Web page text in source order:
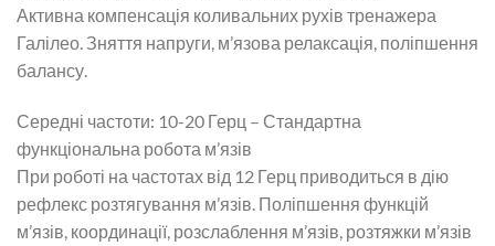
Активна компенсація коливальних рухів тренажера
Галілео. Зняття напруги, м’язова релаксація, поліпшення
балансу.
Середні частоти: 10-20 Герц – Стандартна
функціональна робота м’язів
При роботі на частотах від 12 Герц приводиться в дію
рефлекс розтягування м’язів. Поліпшення функцій
м’язів, координації, розслаблення м’язів, розтяжки м’язів